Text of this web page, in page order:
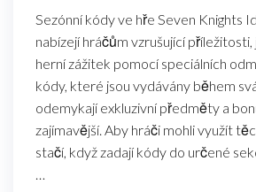
Sezónní kódy ve hře Seven Knights
nabízejí hráčům vzrušující
herní zážitek pomocí speciálních
kódy, které jsou vydávány během
odemykají exkluzivní předměty a
zajímavější. Aby hráči mohli využít
stačí, když zadají kódy do určené